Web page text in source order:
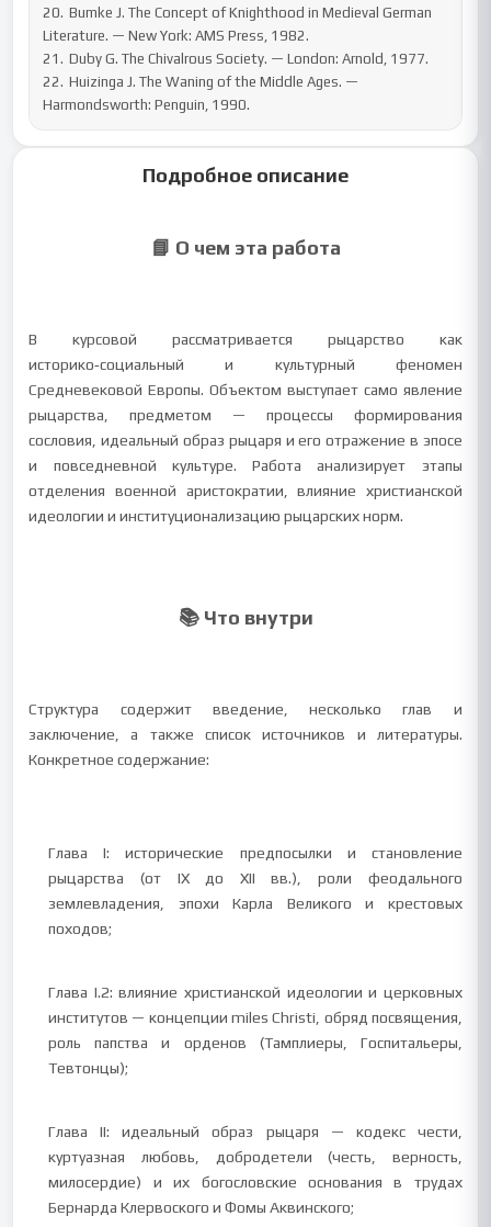
20.	Bumke J. The Concept of Knighthood in Medieval German
Literature. — New York: AMS Press, 1982.
21.	Duby G. The Chivalrous Society. — London: Arnold, 1977.
22.	Huizinga J. The Waning of the Middle Ages. —
Harmondsworth: Penguin, 1990.
Подробное описание
📘 О чем эта работа
В курсовой рассматривается рыцарство как
историко‑социальный и культурный феномен
Средневековой Европы. Объектом выступает само явление
рыцарства, предметом — процессы формирования
сословия, идеальный образ рыцаря и его отражение в эпосе
и повседневной культуре. Работа анализирует этапы
отделения военной аристократии, влияние христианской
идеологии и институционализацию рыцарских норм.
📚 Что внутри
Структура содержит введение, несколько глав и
заключение, а также список источников и литературы.
Конкретное содержание:
Глава I: исторические предпосылки и становление
рыцарства (от IX до XII вв.), роли феодального
землевладения, эпохи Карла Великого и крестовых
походов;
Глава I.2: влияние христианской идеологии и церковных
институтов — концепции miles Christi, обряд посвящения,
роль папства и орденов (Тамплиеры, Госпитальеры,
Тевтонцы);
Глава II: идеальный образ рыцаря — кодекс чести,
куртуазная любовь, добродетели (честь, верность,
милосердие) и их богословские основания в трудах
Бернарда Клервоского и Фомы Аквинского;